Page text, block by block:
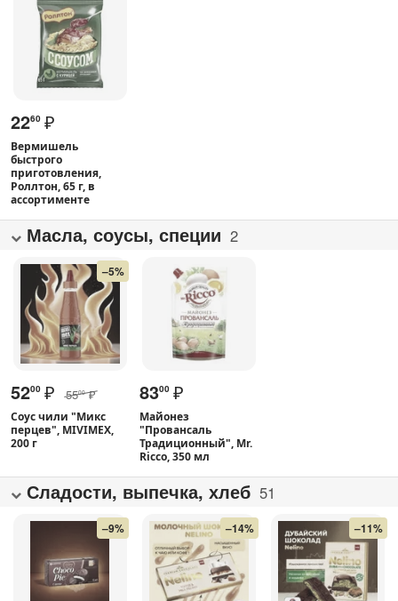
2260 ₽
Вермишель
быстрого
приготовления,
Роллтон, 65 г, в
ассортименте
Масла, соусы, специи 2
–5%
5200 ₽ 5500 ₽
Соус чили "Микс
перцев", MIVIMEX,
200 г
8300 ₽
Майонез
"Провансаль
Традиционный", Mr.
Ricco, 350 мл
Сладости, выпечка, хлеб 51
–9% –14% –11%